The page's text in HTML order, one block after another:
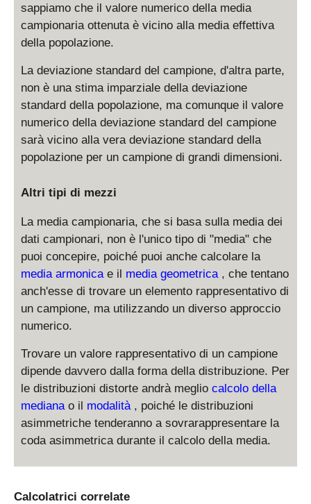
sappiamo che il valore numerico della media
campionaria ottenuta è vicino alla media effettiva
della popolazione.
La deviazione standard del campione, d'altra parte,
non è una stima imparziale della deviazione
standard della popolazione, ma comunque il valore
numerico della deviazione standard del campione
sarà vicino alla vera deviazione standard della
popolazione per un campione di grandi dimensioni.
Altri tipi di mezzi
La media campionaria, che si basa sulla media dei
dati campionari, non è l'unico tipo di "media" che
puoi concepire, poiché puoi anche calcolare la
media armonica e il media geometrica , che tentano
anch'esse di trovare un elemento rappresentativo di
un campione, ma utilizzando un diverso approccio
numerico.
Trovare un valore rappresentativo di un campione
dipende davvero dalla forma della distribuzione. Per
le distribuzioni distorte andrà meglio calcolo della
mediana o il modalità , poiché le distribuzioni
asimmetriche tenderanno a sovrarappresentare la
coda asimmetrica durante il calcolo della media.
Calcolatrici correlate